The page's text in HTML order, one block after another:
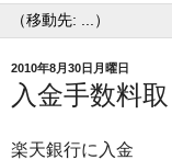
2010年8月30日月曜日
入金手数料
楽天銀行に入金